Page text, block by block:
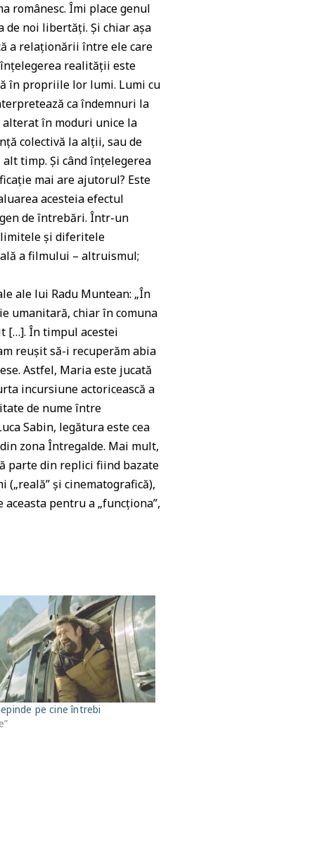
românesc. Îmi place genul
de noi libertăți. Și chiar așa
a relaționării între ele care
realității este
în propriile lor lumi. Lumi cu
ca îndemnuri la
în moduri unice la
colectivă la alții, sau de
timp. Și când înțelegerea
mai are ajutorul? Este
acesteia efectul
de întrebări. Într-un
limitele și diferitele
a filmului – altruismul;
ale lui Radu Muntean: „În
umanitară, chiar în comuna
[…]. În timpul acestei
reușit să-i recuperăm abia
Astfel, Maria este jucată
incursiune actoricească a
de nume între
Sabin, legătura este cea
zona Întregalde. Mai mult,
parte din replici fiind bazate
(„reală” și cinematografică),
pentru a „funcționa”,
pe cine întrebi